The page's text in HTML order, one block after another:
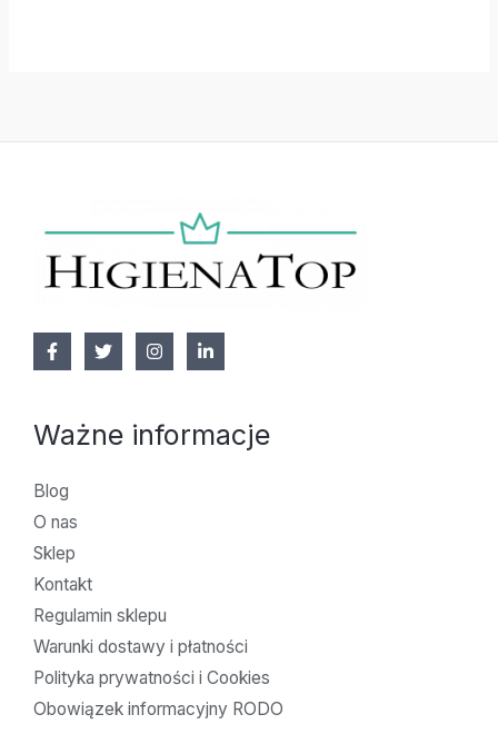
Ważne informacje
Blog
O nas
Sklep
Kontakt
Regulamin sklepu
Warunki dostawy i płatności
Polityka prywatności i Cookies
Obowiązek informacyjny RODO